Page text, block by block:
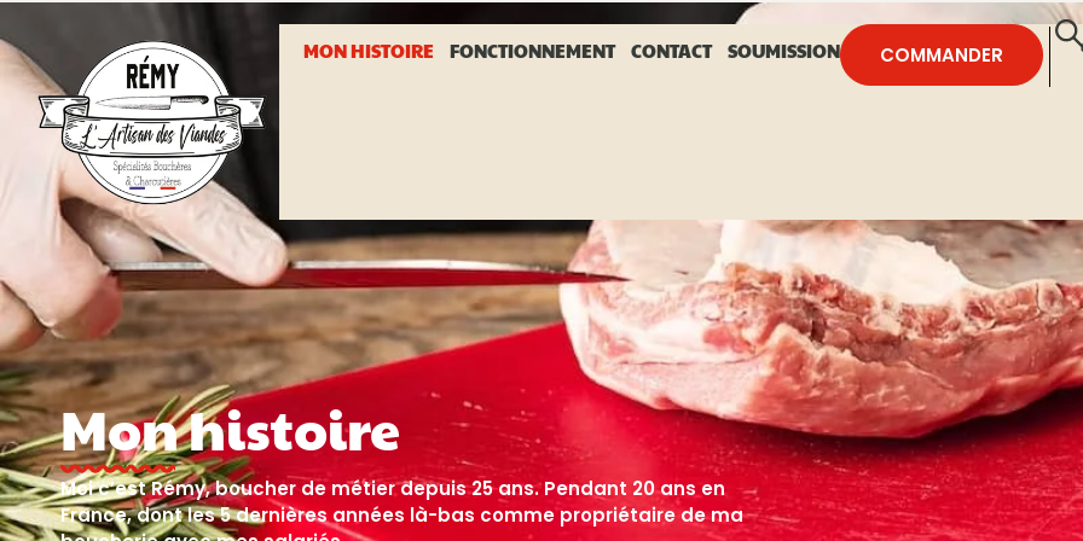
MON HISTOIRE FONCTIONNEMENT CONTACT SOUMISSION COMMANDER
Mon histoire
Moi c’est Rémy, boucher de métier depuis 25 ans. Pendant 20 ans en
France, dont les 5 dernières années là-bas comme propriétaire de ma